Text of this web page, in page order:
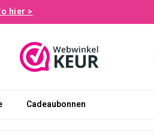
hier >
Cadeaubonnen